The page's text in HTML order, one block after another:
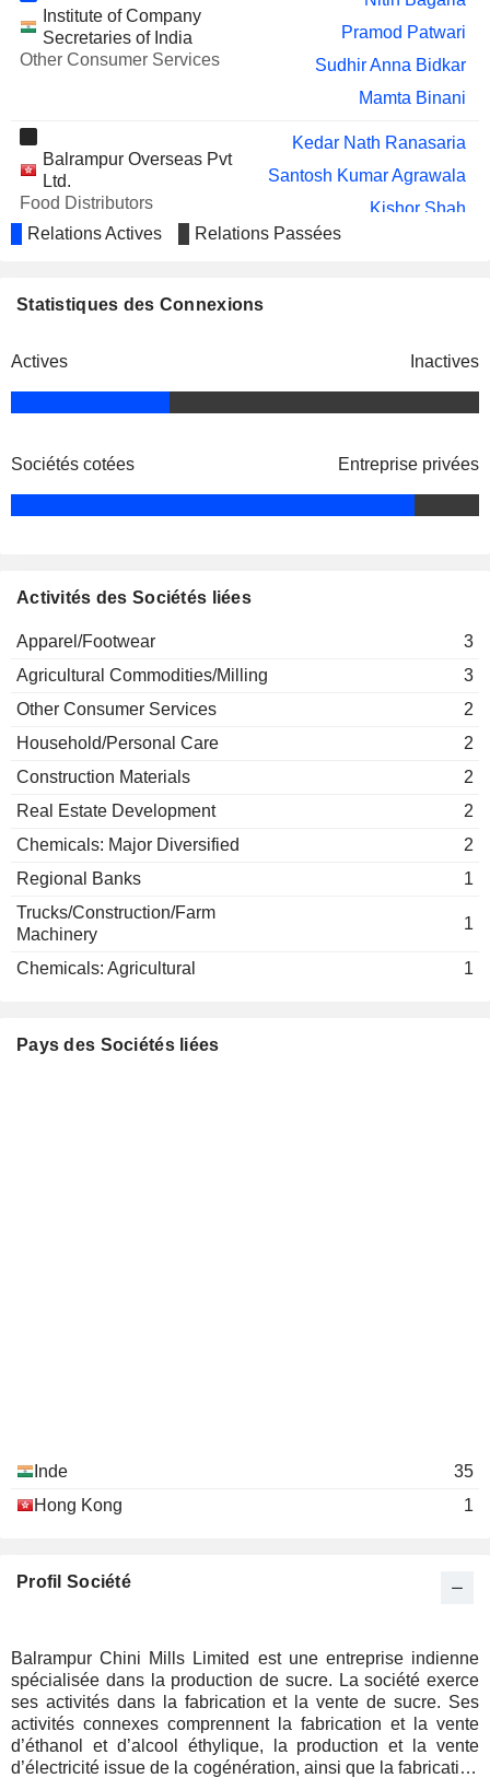
LIMITED
Mamta Binani
BOROSIL SCIENTIFIC
Chandra Kishore Mishra
Institute of Company
Secretaries of India
Other Consumer Services
Pramod Patwari
Sudhir Anna Bidkar
Mamta Binani
Balrampur Overseas Pvt
Ltd.
Food Distributors
Kedar Nath Ranasaria
Santosh Kumar Agrawala
Kishor Shah
Ltd.
Regional Banks
Veena Hingarh
Relations Actives Relations Passées
Statistiques des Connexions
Actives Inactives
Sociétés cotées Entreprise privées
Activités des Sociétés liées
Apparel/Footwear
3
Agricultural Commodities/Milling
3
Other Consumer Services
2
Household/Personal Care
2
Construction Materials
2
Real Estate Development
2
Chemicals: Major Diversified
2
Regional Banks
1
Trucks/Construction/Farm
Machinery
1
Chemicals: Agricultural 1
Pays des Sociétés liées
Inde
35
Hong Kong
1
Profil Société
Balrampur Chini Mills Limited est une entreprise indienne
spécialisée dans la production de sucre. La société exerce
ses activités dans la fabrication et la vente de sucre. Ses
activités connexes comprennent la fabrication et la vente
d’éthanol et d’alcool éthylique, la production et la vente
d’électricité issue de la cogénération, ainsi que la fabrication